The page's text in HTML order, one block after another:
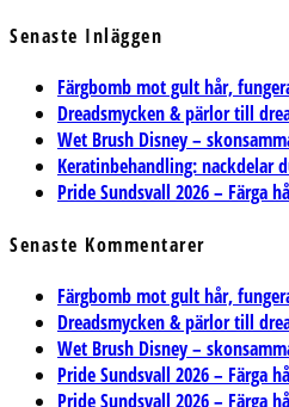
Senaste Inläggen
Färgbomb mot gult hår,
Dreadsmycken & pärlor till
Wet Brush Disney –
Keratinbehandling: nackdelar
Pride Sundsvall 2026 – Färga
Senaste Kommentarer
Färgbomb mot gult hår,
Dreadsmycken & pärlor till
Wet Brush Disney –
Pride Sundsvall 2026 – Färga
Pride Sundsvall 2026 – Färga